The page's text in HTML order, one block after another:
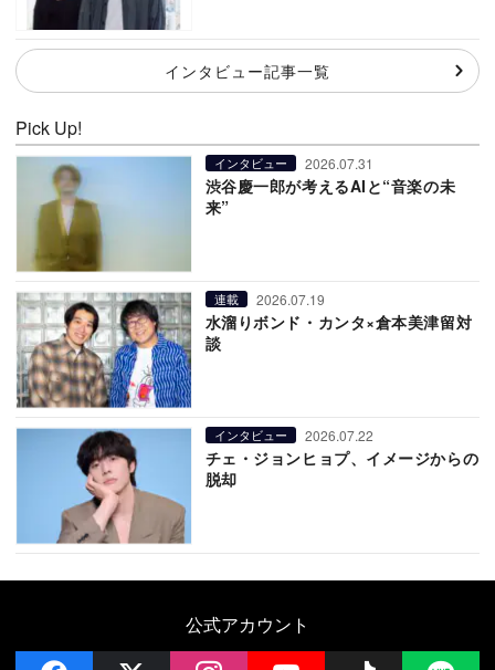
インタビュー記事一覧
Pick Up!
インタビュー 2026.07.31
渋谷慶一郎が考えるAIと“音楽の未
来”
連載 2026.07.19
水溜りボンド・カンタ×倉本美津留対
談
インタビュー 2026.07.22
チェ・ジョンヒョプ、イメージからの
脱却
公式アカウント